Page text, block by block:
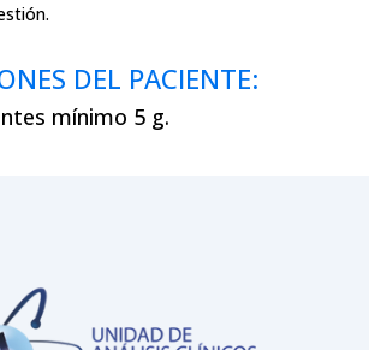
DEL PACIENTE:
mínimo 5 g.